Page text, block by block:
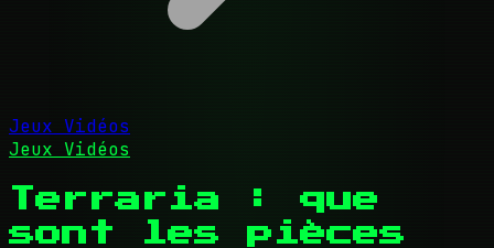
Jeux Vidéos
Jeux Vidéos
Terraria : que
sont les pièces